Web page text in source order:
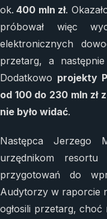
ok. 400 mln zł.
próbował więc
elektronicznych
przetarg, a
Dodatkowo projekty
od 100 do 230 mln
nie było widać.
Następca Jerzego
urzędnikom resortu
przygotowań do
Audytorzy w raporcie
ogłosili przetarg, choć